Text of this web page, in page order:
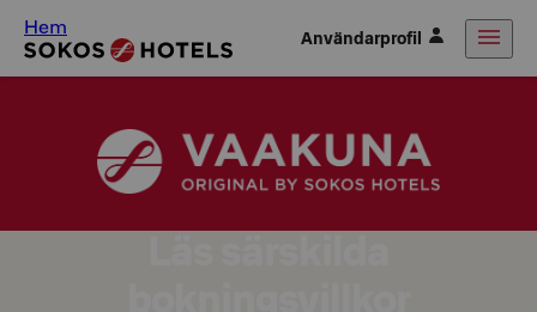
Hem Användarprofil